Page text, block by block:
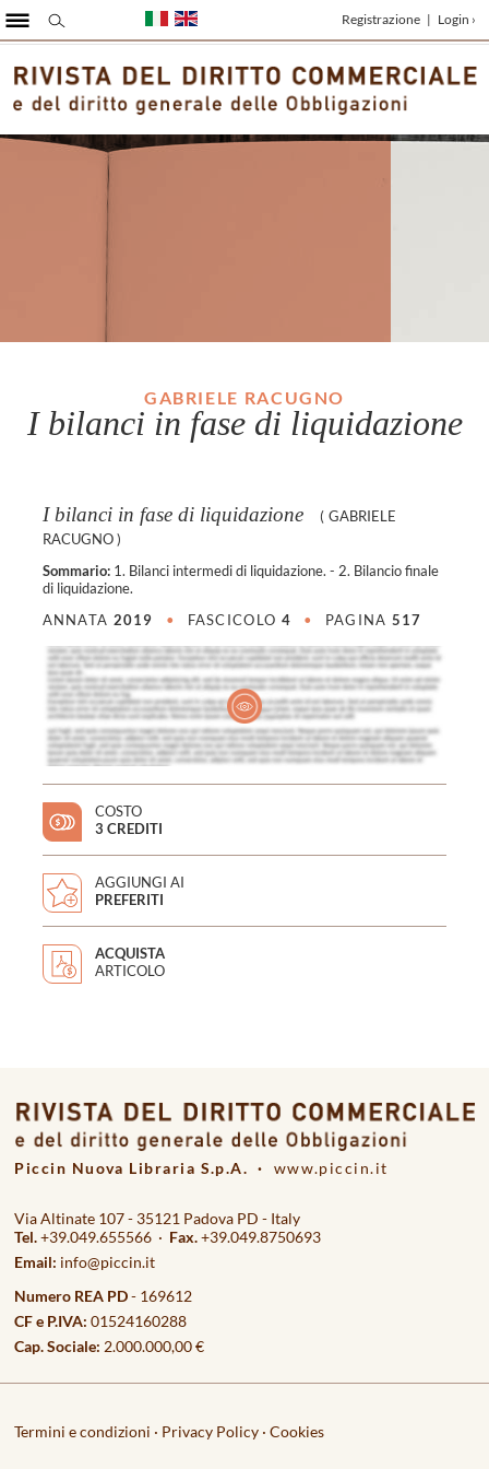
GABRIELE RACUGNO
I bilanci in fase di liquidazione
I bilanci in fase di liquidazione ( GABRIELE
RACUGNO )
Sommario:1. Bilanci intermedi di liquidazione. - 2. Bilancio finale
di liquidazione.
ANNATA 2019 • FASCICOLO 4 • PAGINA 517
COSTO
3 CREDITI
AGGIUNGI AI
PREFERITI
ACQUISTA
ARTICOLO
Registrazione | Login ›
Piccin Nuova Libraria S.p.A. · www.piccin.it
Via Altinate 107 - 35121 Padova PD - Italy
Tel.+39.049.655566 · Fax.+39.049.8750693
Email: info@piccin.it
Numero REA PD- 169612
CF e P.IVA: 01524160288
Cap. Sociale: 2.000.000,00 €
Termini e condizioni · Privacy Policy ·Cookies